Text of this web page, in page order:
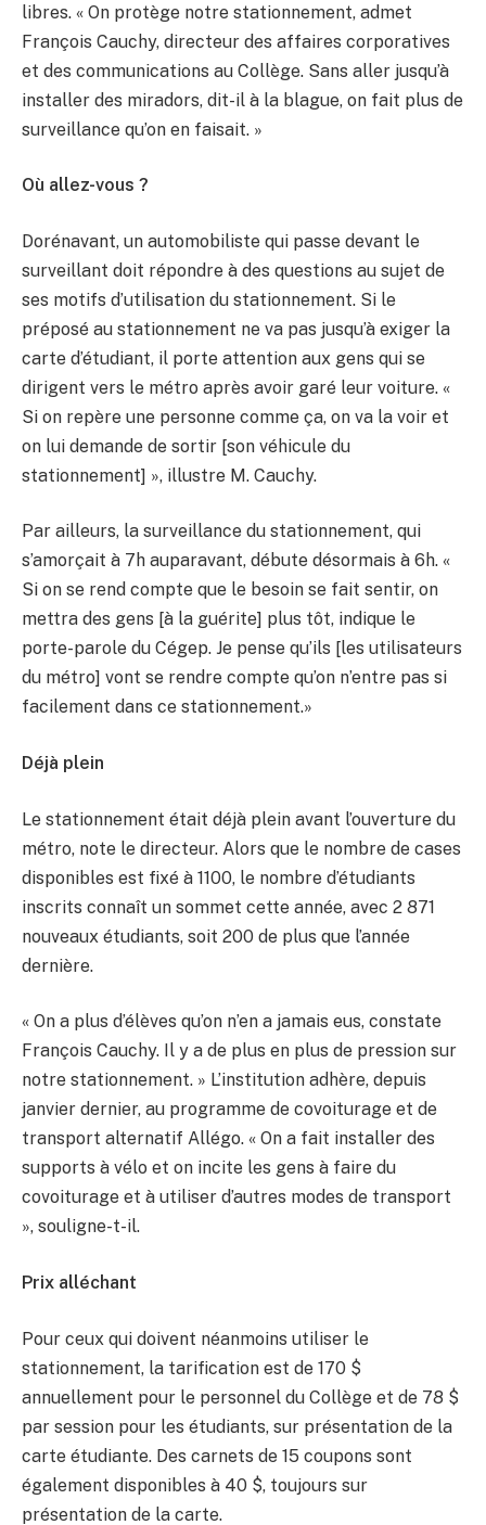
libres. « On protège notre stationnement, admet
François Cauchy, directeur des affaires corporatives
et des communications au Collège. Sans aller jusqu’à
installer des miradors, dit-il à la blague, on fait plus de
surveillance qu’on en faisait. »
Où allez-vous ?
Dorénavant, un automobiliste qui passe devant le
surveillant doit répondre à des questions au sujet de
ses motifs d’utilisation du stationnement. Si le
préposé au stationnement ne va pas jusqu’à exiger la
carte d’étudiant, il porte attention aux gens qui se
dirigent vers le métro après avoir garé leur voiture. «
Si on repère une personne comme ça, on va la voir et
on lui demande de sortir [son véhicule du
stationnement] », illustre M. Cauchy.
Par ailleurs, la surveillance du stationnement, qui
s’amorçait à 7h auparavant, débute désormais à 6h. «
Si on se rend compte que le besoin se fait sentir, on
mettra des gens [à la guérite] plus tôt, indique le
porte-parole du Cégep. Je pense qu’ils [les utilisateurs
du métro] vont se rendre compte qu’on n’entre pas si
facilement dans ce stationnement.»
Déjà plein
Le stationnement était déjà plein avant l’ouverture du
métro, note le directeur. Alors que le nombre de cases
disponibles est fixé à 1100, le nombre d’étudiants
inscrits connaît un sommet cette année, avec 2 871
nouveaux étudiants, soit 200 de plus que l’année
dernière.
« On a plus d’élèves qu’on n’en a jamais eus, constate
François Cauchy. Il y a de plus en plus de pression sur
notre stationnement. » L’institution adhère, depuis
janvier dernier, au programme de covoiturage et de
transport alternatif Allégo. « On a fait installer des
supports à vélo et on incite les gens à faire du
covoiturage et à utiliser d’autres modes de transport
», souligne-t-il.
Prix alléchant
Pour ceux qui doivent néanmoins utiliser le
stationnement, la tarification est de 170 $
annuellement pour le personnel du Collège et de 78 $
par session pour les étudiants, sur présentation de la
carte étudiante. Des carnets de 15 coupons sont
également disponibles à 40 $, toujours sur
présentation de la carte.